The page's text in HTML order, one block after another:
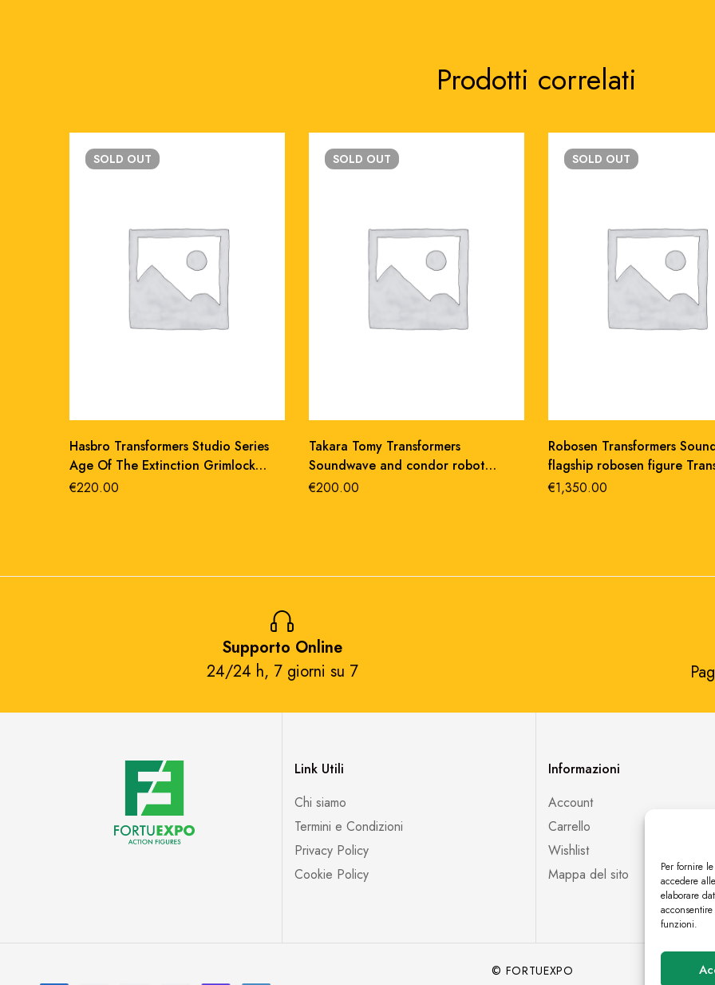
Per fornire
accedere
elaborare
funzioni.
Prodotti correlati
SOLD OUT
Hasbro Transformers Studio Series
Age Of The Extinction Grimlock
Action Figure
€220.00
SOLD OUT
Takara Tomy Transformers
Soundwave and condor robot
masterpiece
€200.00
SOLD OUT
Robosen Transformers
flagship robosen figure
37 cm abs/metallo
€1,350.00
Supporto Online
24/24 h, 7 giorni su 7​
Link Utili
Chi siamo
Termini e Condizioni
Privacy Policy
Cookie Policy
Informazioni
Account
Carrello
Wishlist
Mappa del sito
© FORTUEXPO